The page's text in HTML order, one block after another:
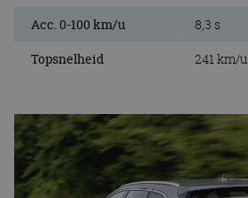
Acc. 0-100 km/u 8,3 s
Topsnelheid 241 km/u